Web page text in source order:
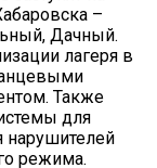
–
Дачный.
лагеря в
Также
для
нарушителей
режима.